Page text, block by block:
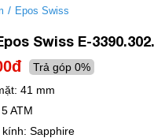
/ Epos Swiss
Swiss E-
Trả góp 0%
41 mm
5 ATM
Sapphire